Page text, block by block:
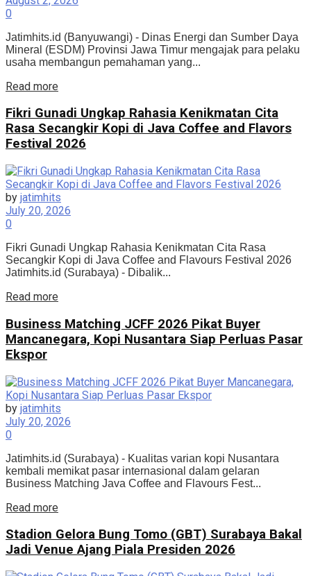
0
Jatimhits.id (Banyuwangi) - Dinas Energi dan Sumber Daya
Mineral (ESDM) Provinsi Jawa Timur mengajak para pelaku
usaha membangun pemahaman yang...
Read more
Fikri Gunadi Ungkap Rahasia Kenikmatan Cita
Rasa Secangkir Kopi di Java Coffee and Flavors
Festival 2026
by jatimhits
July 20, 2026
0
Fikri Gunadi Ungkap Rahasia Kenikmatan Cita Rasa
Secangkir Kopi di Java Coffee and Flavours Festival 2026
Jatimhits.id (Surabaya) - Dibalik...
Read more
Business Matching JCFF 2026 Pikat Buyer
Mancanegara, Kopi Nusantara Siap Perluas Pasar
Ekspor
by jatimhits
July 20, 2026
0
Jatimhits.id (Surabaya) - Kualitas varian kopi Nusantara
kembali memikat pasar internasional dalam gelaran
Business Matching Java Coffee and Flavours Fest...
Read more
Stadion Gelora Bung Tomo (GBT) Surabaya Bakal
Jadi Venue Ajang Piala Presiden 2026